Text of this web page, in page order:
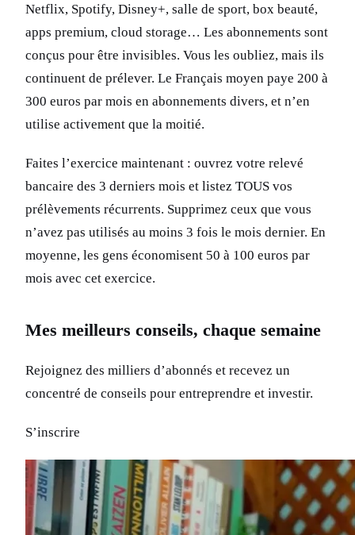
Netflix, Spotify, Disney+, salle de sport, box beauté,
apps premium, cloud storage… Les abonnements sont
conçus pour être invisibles. Vous les oubliez, mais ils
continuent de prélever. Le Français moyen paye 200 à
300 euros par mois en abonnements divers, et n’en
utilise activement que la moitié.
Faites l’exercice maintenant : ouvrez votre relevé
bancaire des 3 derniers mois et listez TOUS vos
prélèvements récurrents. Supprimez ceux que vous
n’avez pas utilisés au moins 3 fois le mois dernier. En
moyenne, les gens économisent 50 à 100 euros par
mois avec cet exercice.
Mes meilleurs conseils, chaque semaine
Rejoignez des milliers d’abonnés et recevez un
concentré de conseils pour entreprendre et investir.
S’inscrire